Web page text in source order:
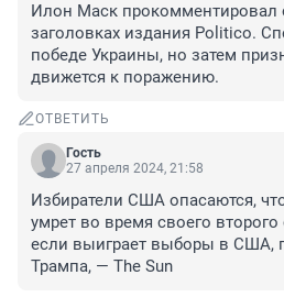
Илон Маск прокомментировал
заголовках издания Politico.
победе Украины, но затем
движется к поражению.
ОТВЕТИТЬ
Гость
27 апреля 2024, 21:58
Избиратели США опасаются,
умрет во время своего
если выиграет выборы в США,
Трампа, — The Sun